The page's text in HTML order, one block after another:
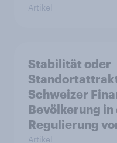
Artikel
Stabilität oder
Schweizer
Bevölkerung
Regulierung
Artikel